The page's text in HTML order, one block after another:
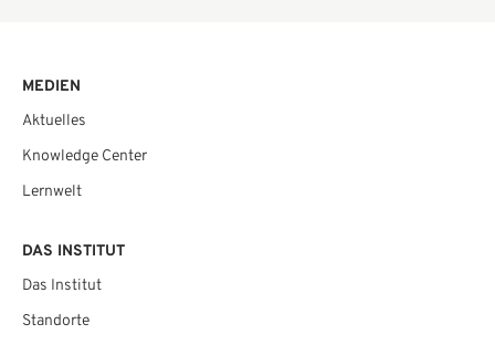
MEDIEN
Aktuelles
Knowledge Center
Lernwelt
DAS INSTITUT
Das Institut
Standorte